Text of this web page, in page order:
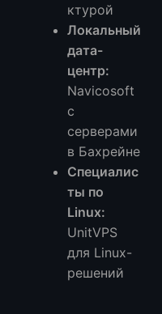
ктурой
Локальный
дата-
центр:
Navicosoft
с
серверами
в Бахрейне
Специалис
ты по
Linux:
UnitVPS
для Linux-
решений